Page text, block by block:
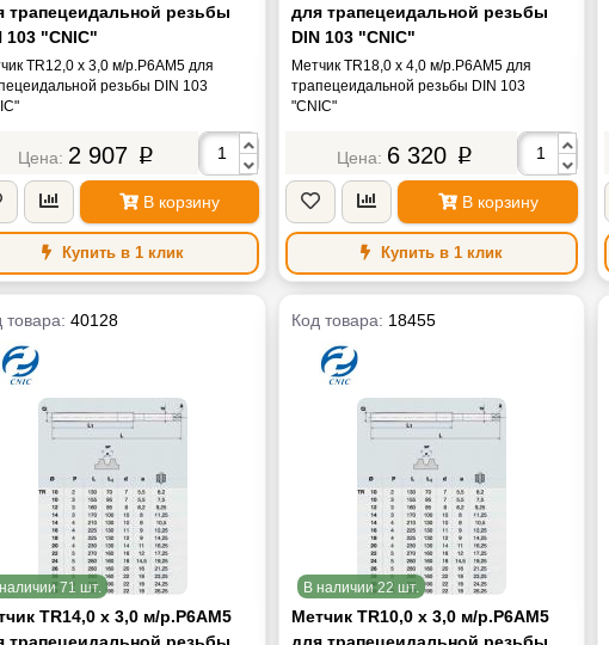
трапецеидальной резьбы
103 "CNIC"
TR12,0 х 3,0 м/р.Р6АМ5 для
резьбы DIN 103
2 907 p
В корзину
Купить в 1 клик
для трапецеидальной резьбы
DIN 103 "CNIC"
Метчик TR18,0 х 4,0 м/р.Р6АМ5 для
трапецеидальной резьбы DIN 103
"CNIC"
6 320 p
В корзину
Купить в 1 клик
товара: 40128
71 шт.
TR14,0 х 3,0 м/р.Р6АМ5
Код товара: 18455
В наличии 22 шт.
Метчик TR10,0 х 3,0 м/р.Р6АМ5